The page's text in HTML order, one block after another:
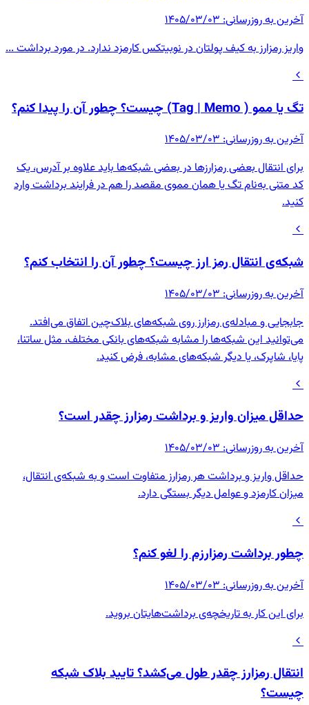
آخرین به روزرسانی:۱۴۰۵/۰۳/۰۳
واریز رمزارز به کیف پولتان در نوبیتکس کارمزد ندارد. در مورد برداشت ...
تگ یا ممو ( Tag | Memo) چیست؟ چطور آن را پیدا کنم؟
آخرین به روزرسانی:۱۴۰۵/۰۳/۰۳
برای انتقال بعضی رمزارزها در بعضی شبکه‌ها باید علاوه بر آدرس، یک
کد متنی به‌نام تگ یا همان مموی مقصد را هم در فرایند برداشت وارد
کنید.
شبکه‌ی انتقال رمز ارز چیست؟ چطور آن را انتخاب کنم؟
آخرین به روزرسانی:۱۴۰۵/۰۳/۰۳
جابجایی و مبادله‌ی رمزارز روی شبکه‌های بلاک‌چین اتفاق می‌افتد.
می‌توانید این شبکه‌ها را مشابه شبکه‌های بانکی مختلف، مثل ساتنا،
پایا، شاپرک، یا دیگر شبکه‌های مشابه، فرض کنید.
حداقل میزان واریز و برداشت رمزارز چقدر است؟
آخرین به روزرسانی:۱۴۰۵/۰۳/۰۳
حداقل واریز و برداشت هر رمزارز متفاوت است و به شبکه‌ی انتقال،
میزان کارمزد و عوامل دیگر بستگی دارد.
چطور برداشت رمزارزم را لغو کنم؟
آخرین به روزرسانی:۱۴۰۵/۰۳/۰۳
برای این کار به تاریخچه‌ی برداشت‌هایتان بروید.
انتقال رمزارز چقدر طول می‌کشد؟ تایید بلاک شبکه
چیست؟